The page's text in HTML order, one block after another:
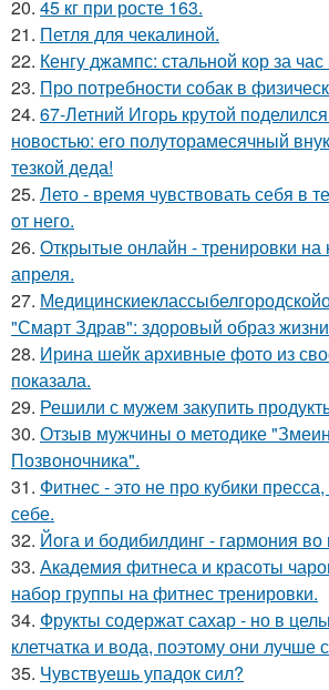
20. 45 кг при росте 163.
21. Петля для чекалиной.
22. Кенгу джампс: стальной кор за
23. Про потребности собак в
24. 67-Летний Игорь крутой
новостью: его полуторамесячный
тезкой деда!
25. Лето - время чувствовать себя в
от него.
26. Открытые онлайн - тренировки на
апреля.
27.
"Смарт Здрав": здоровый образ
28. Ирина шейк архивные фото из
показала.
29. Решили с мужем закупить
30. Отзыв мужчины о методике
Позвоночника".
31. Фитнес - это не про кубики
себе.
32. Йога и бодибилдинг - гармония во
33. Академия фитнеса и красоты
набор группы на фитнес тренировки.
34. Фрукты содержат сахар - но в
клетчатка и вода, поэтому они лучше
35. Чувствуешь упадок сил?